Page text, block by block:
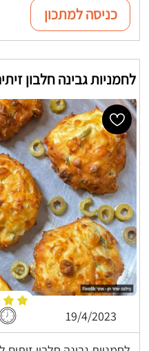
כניסה למתכון
לחמניות גבינה חלבון
19/4/2023